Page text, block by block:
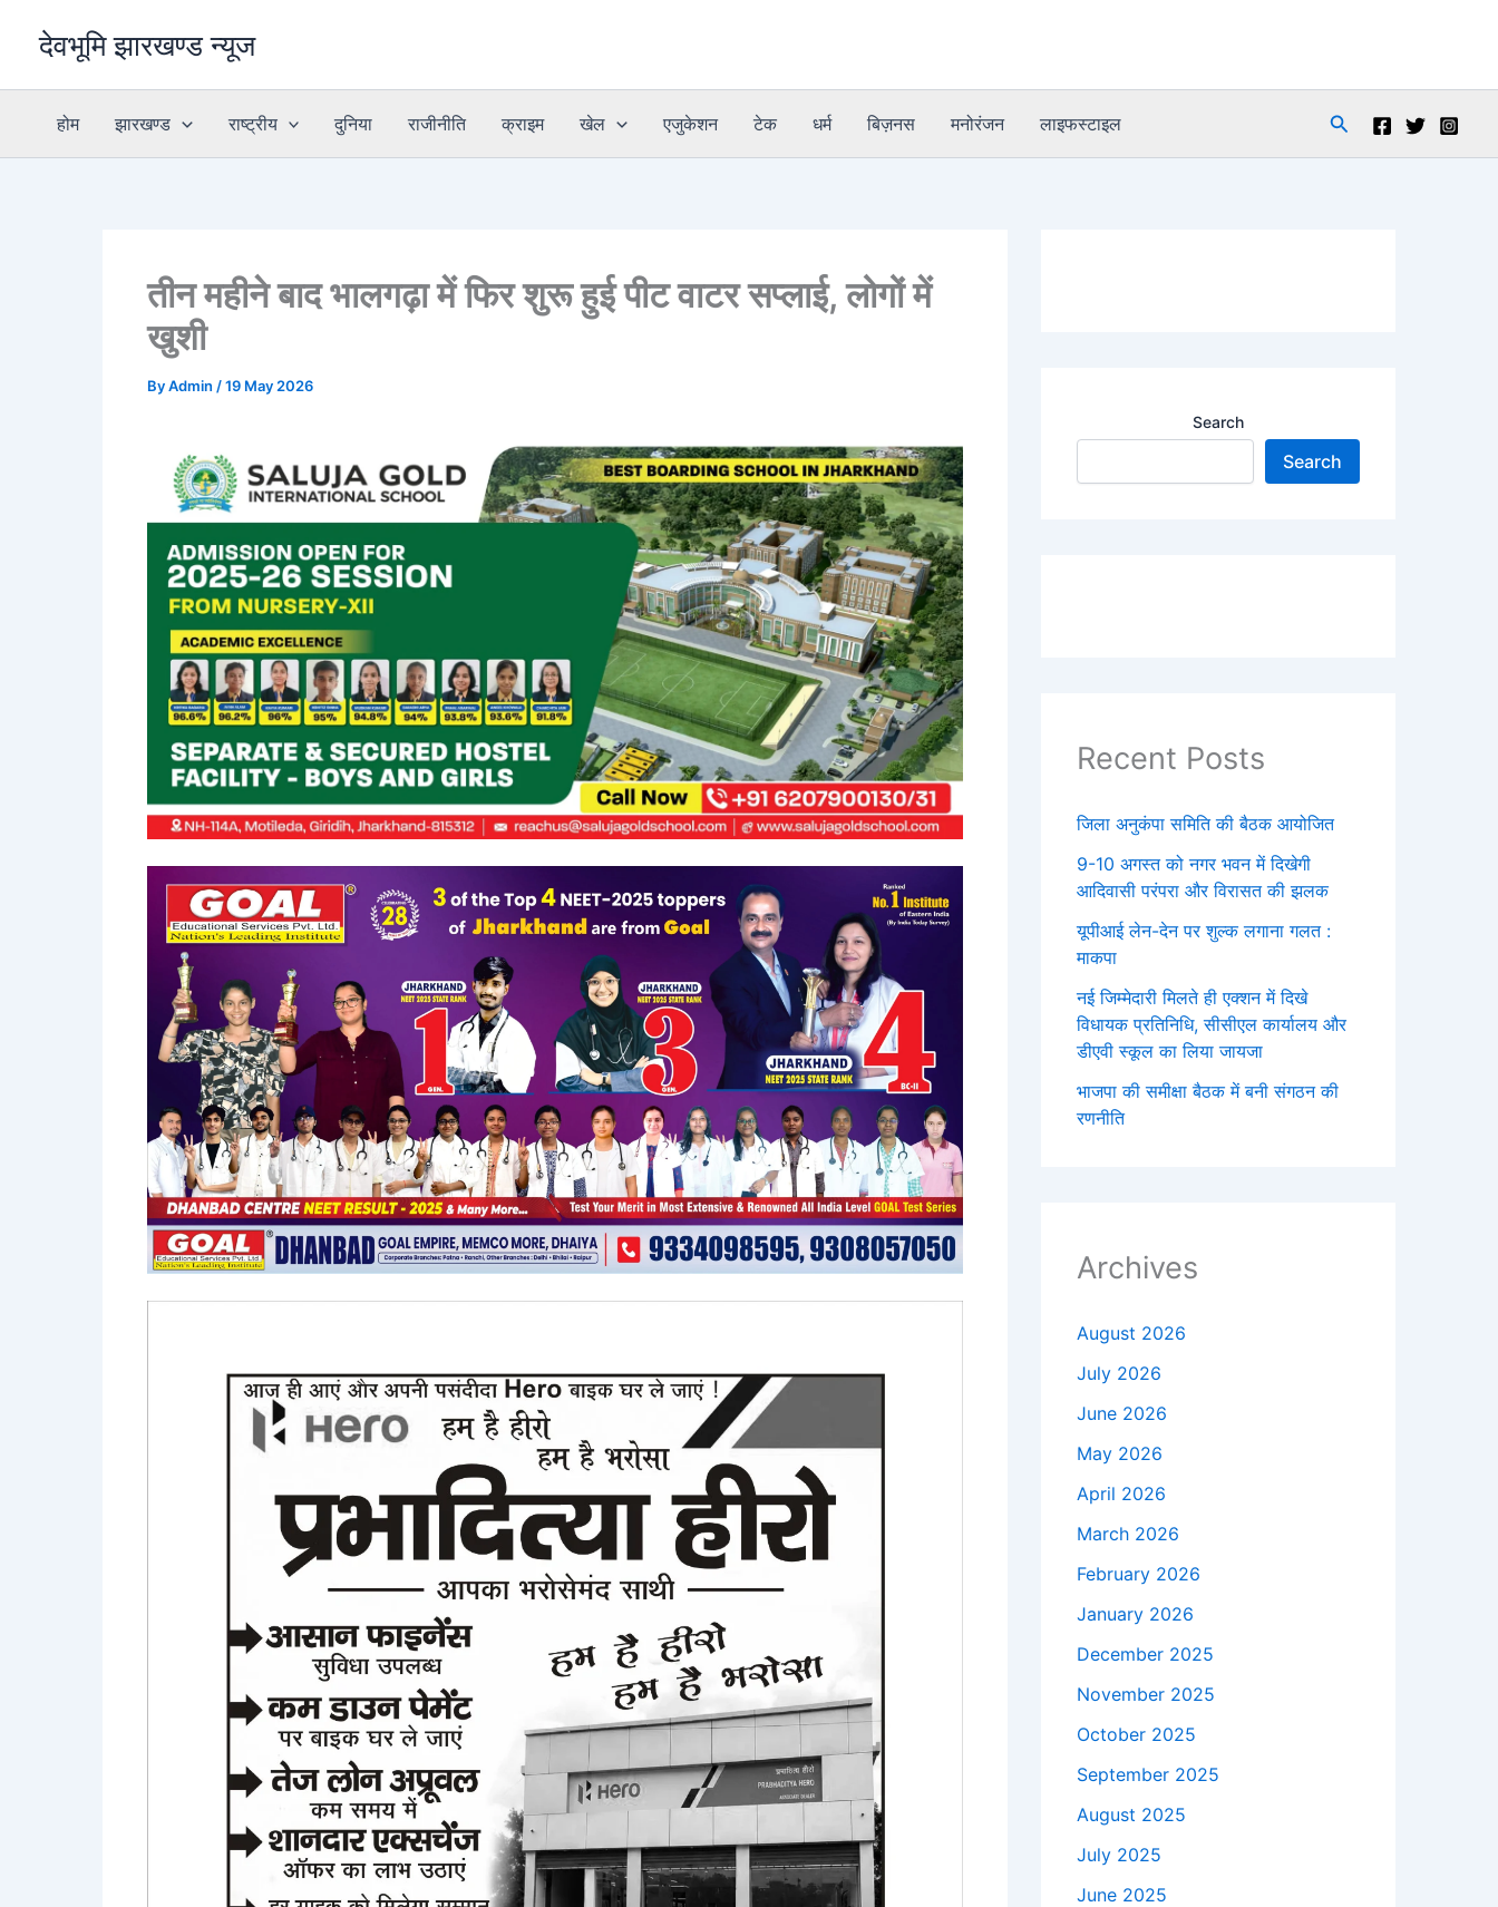
देवभूमि झारखण्ड न्यूज
होम झारखण्ड राष्ट्रीय दुनिया राजीनीति क्राइम खेल एजुकेशन टेक धर्म बिज़नस मनोरंजन लाइफस्टाइल Search
तीन महीने बाद भालगढ़ा में फिर शुरू हुई पीट वाटर सप्लाई, लोगों में
खुशी
ByAdmin /19 May 2026
Search
Search
Recent Posts
जिला अनुकंपा समिति की बैठक आयोजित
9-10 अगस्त को नगर भवन में दिखेगी
आदिवासी परंपरा और विरासत की झलक
यूपीआई लेन-देन पर शुल्क लगाना गलत :
माकपा
नई जिम्मेदारी मिलते ही एक्शन में दिखे
विधायक प्रतिनिधि, सीसीएल कार्यालय और
डीएवी स्कूल का लिया जायजा
भाजपा की समीक्षा बैठक में बनी संगठन की
रणनीति
Archives
August 2026
July 2026
June 2026
May 2026
April 2026
March 2026
February 2026
January 2026
December 2025
November 2025
October 2025
September 2025
August 2025
July 2025
June 2025